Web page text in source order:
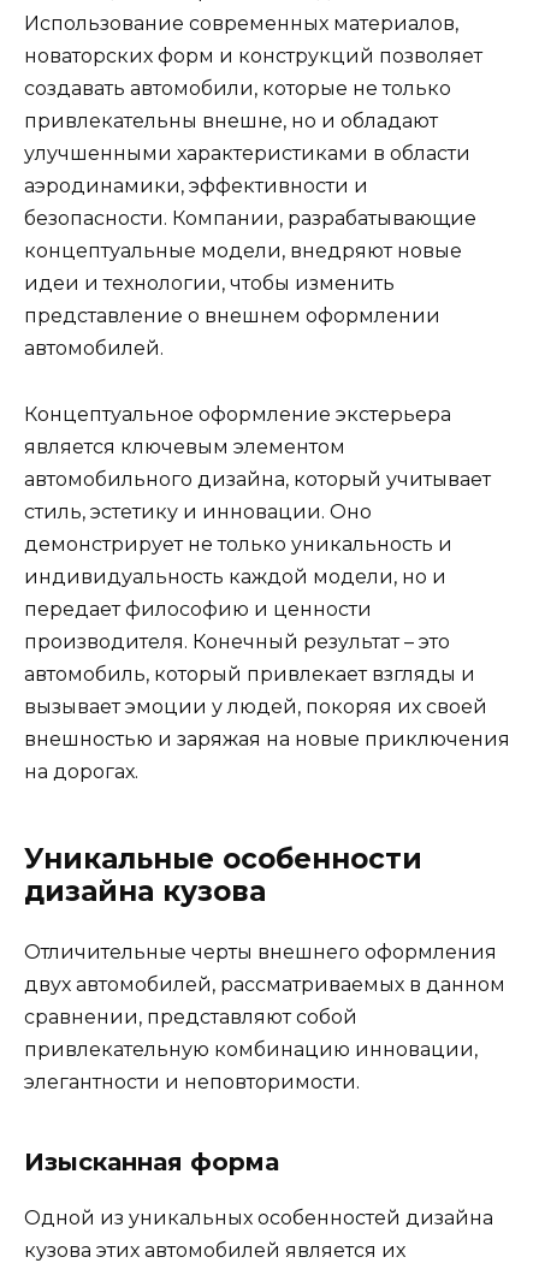
Использование современных материалов,
новаторских форм и конструкций позволяет
создавать автомобили, которые не только
привлекательны внешне, но и обладают
улучшенными характеристиками в области
аэродинамики, эффективности и
безопасности. Компании, разрабатывающие
концептуальные модели, внедряют новые
идеи и технологии, чтобы изменить
представление о внешнем оформлении
автомобилей.
Концептуальное оформление экстерьера
является ключевым элементом
автомобильного дизайна, который учитывает
стиль, эстетику и инновации. Оно
демонстрирует не только уникальность и
индивидуальность каждой модели, но и
передает философию и ценности
производителя. Конечный результат – это
автомобиль, который привлекает взгляды и
вызывает эмоции у людей, покоряя их своей
внешностью и заряжая на новые приключения
на дорогах.
Уникальные особенности
дизайна кузова
Отличительные черты внешнего оформления
двух автомобилей, рассматриваемых в данном
сравнении, представляют собой
привлекательную комбинацию инновации,
элегантности и неповторимости.
Изысканная форма
Одной из уникальных особенностей дизайна
кузова этих автомобилей является их